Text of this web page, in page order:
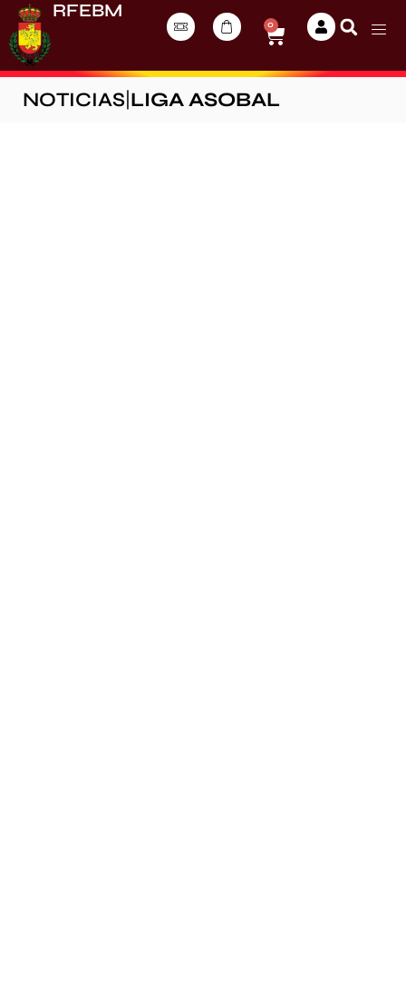
RFEBM
0
NOTICIAS LIGA ASOBAL